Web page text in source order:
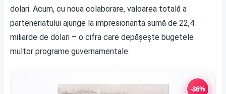
dolari. Acum, cu noua colaborare, valoarea totală a
parteneriatului ajunge la impresionanta sumă de 22,4
miliarde de dolari – o cifra care depășește bugetele
multor programe guvernamentale.
-36%